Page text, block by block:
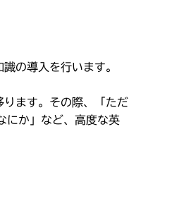
の導入を行います。
ます。その際、「ただ
にか」など、高度な英